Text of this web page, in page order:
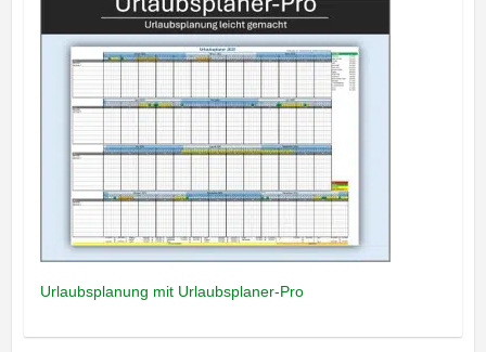
Urlaubsplanung mit Urlaubsplaner-Pro